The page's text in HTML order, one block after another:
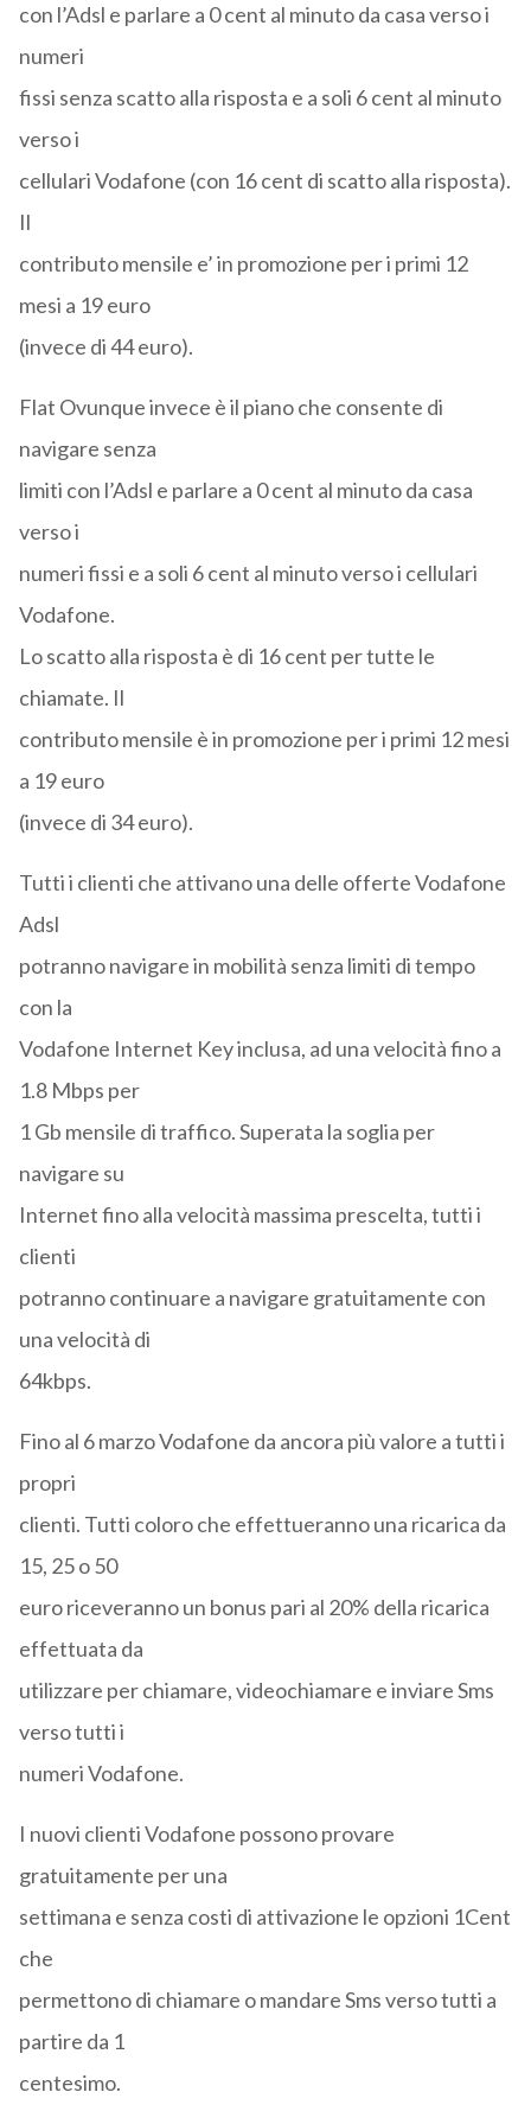
con l’Adsl e parlare a 0 cent al minuto da casa verso i
numeri
fissi senza scatto alla risposta e a soli 6 cent al minuto
verso i
cellulari Vodafone (con 16 cent di scatto alla risposta).
Il
contributo mensile e’ in promozione per i primi 12
mesi a 19 euro
(invece di 44 euro).
Flat Ovunque invece è il piano che consente di
navigare senza
limiti con l’Adsl e parlare a 0 cent al minuto da casa
verso i
numeri fissi e a soli 6 cent al minuto verso i cellulari
Vodafone.
Lo scatto alla risposta è di 16 cent per tutte le
chiamate. Il
contributo mensile è in promozione per i primi 12 mesi
a 19 euro
(invece di 34 euro).
Tutti i clienti che attivano una delle offerte Vodafone
Adsl
potranno navigare in mobilità senza limiti di tempo
con la
Vodafone Internet Key inclusa, ad una velocità fino a
1.8 Mbps per
1 Gb mensile di traffico. Superata la soglia per
navigare su
Internet fino alla velocità massima prescelta, tutti i
clienti
potranno continuare a navigare gratuitamente con
una velocità di
64kbps.
Fino al 6 marzo Vodafone da ancora più valore a tutti i
propri
clienti. Tutti coloro che effettueranno una ricarica da
15, 25 o 50
euro riceveranno un bonus pari al 20% della ricarica
effettuata da
utilizzare per chiamare, videochiamare e inviare Sms
verso tutti i
numeri Vodafone.
I nuovi clienti Vodafone possono provare
gratuitamente per una
settimana e senza costi di attivazione le opzioni 1Cent
che
permettono di chiamare o mandare Sms verso tutti a
partire da 1
centesimo.